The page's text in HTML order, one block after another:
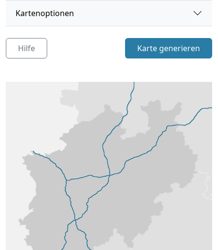
A31
A40
A46
A57
Kartenoptionen
Karte generieren
Hilfe